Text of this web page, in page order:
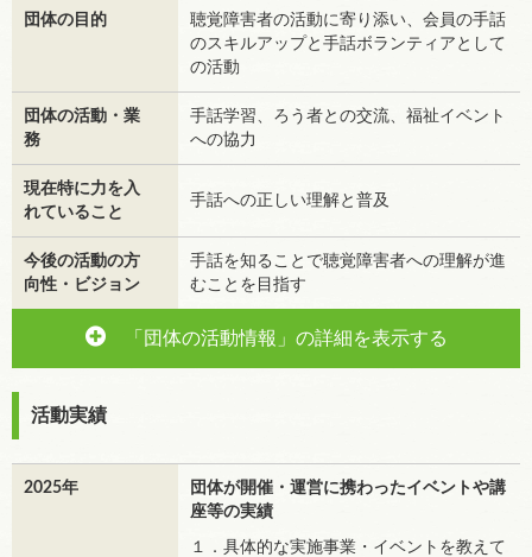
団体の目的
聴覚障害者の活動に寄り添い、会員の手話
のスキルアップと手話ボランティアとして
の活動
団体の活動・業
務
手話学習、ろう者との交流、福祉イベント
への協力
現在特に力を入
れていること
手話への正しい理解と普及
今後の活動の方
向性・ビジョン
手話を知ることで聴覚障害者への理解が進
むことを目指す
「団体の活動情報」の詳細を表示する
活動実績
2025年
団体が開催・運営に携わったイベントや講
座等の実績
１．具体的な実施事業・イベントを教えて